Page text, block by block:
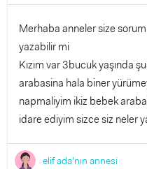
Merhaba anneler size
yazabilir mi
Kızım var 3bucuk yaşında
arabasina hala biner
napmaliyim ikiz bebek
idare ediyim sizce siz neler
elif ada'nın annesi